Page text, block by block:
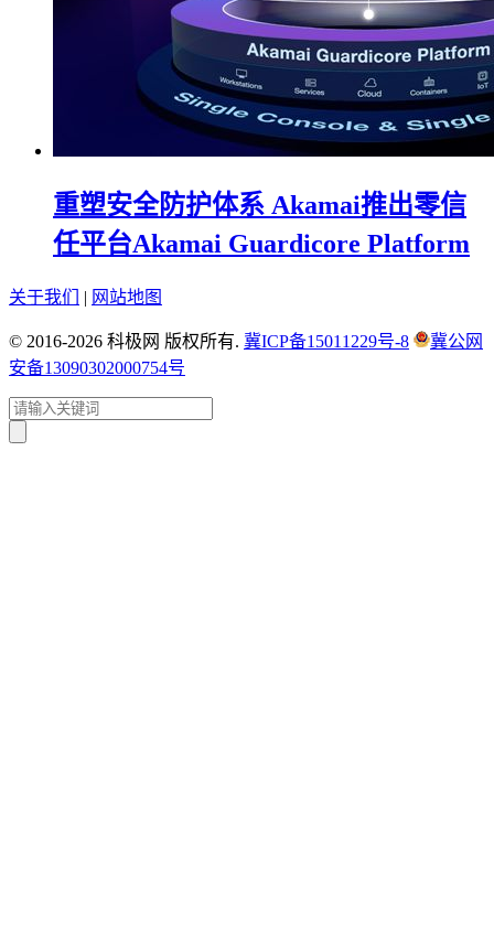
重塑安全防护体系 Akamai推出零信
任平台Akamai Guardicore Platform
关于我们 | 网站地图
© 2016-2026 科极网 版权所有. 冀ICP备15011229号-8
冀公网
安备13090302000754号